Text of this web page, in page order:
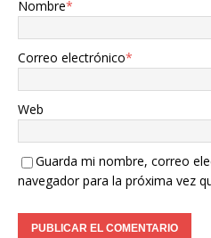
Nombre*
Correo electrónico*
Web
Guarda mi nombre, correo
navegador para la próxima vez